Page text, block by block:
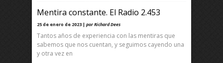
Mentira constante. El Radio 2.453
25 de enero de 2023 | por Richard Dees
Tantos años de experiencia con las mentiras que
sabemos que nos cuentan, y seguimos cayendo una
y otra vez en